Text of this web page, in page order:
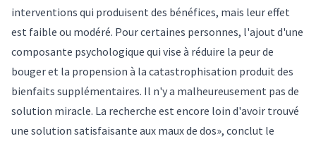
interventions qui produisent des bénéfices, mais leur effet
est faible ou modéré. Pour certaines personnes, l'ajout d'une
composante psychologique qui vise à réduire la peur de
bouger et la propension à la catastrophisation produit des
bienfaits supplémentaires. Il n'y a malheureusement pas de
solution miracle. La recherche est encore loin d'avoir trouvé
une solution satisfaisante aux maux de dos», conclut le